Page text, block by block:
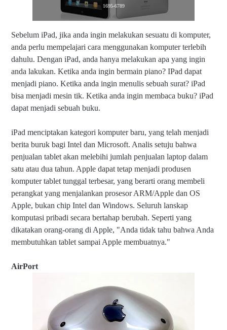
1695-6789
Sebelum iPad, jika anda ingin melakukan sesuatu di komputer,
anda perlu mempelajari cara menggunakan komputer terlebih
dahulu. Dengan iPad, anda hanya melakukan apa yang ingin
anda lakukan. Ketika anda ingin bermain piano? IPad dapat
menjadi piano. Ketika anda ingin menulis sebuah surat? iPad
bisa menjadi mesin tik. Ketika anda ingin membaca buku? iPad
dapat menjadi sebuah buku.
iPad menciptakan kategori komputer baru, yang telah menjadi
berita buruk bagi Intel dan Microsoft. Analis setuju bahwa
penjualan tablet akan melebihi jumlah penjualan laptop dalam
satu atau dua tahun. Apple dapat tetap menjadi produsen
komputer tablet tunggal terbesar, yang berarti orang membeli
perangkat yang menjalankan prosesor ARM/Apple dan OS
Apple, bukan chip Intel dan Windows. Seluruh lanskap
komputasi pribadi secara bertahap berubah. Seperti yang
dikatakan orang-orang di Apple, "Anda tidak tahu bahwa Anda
membutuhkan tablet sampai Apple membuatnya."
AirPort